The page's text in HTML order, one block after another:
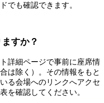
でも確認できます。
すか？
詳細ページで事前に座席情
は除く）。その情報をもと
る会場へのリンクへアクセ
を確認してください。